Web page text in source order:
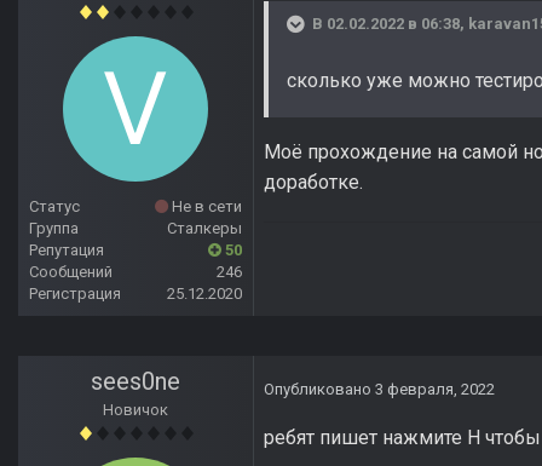
Статус
Не в сети
Группа
Сталкеры
Репутация
50
Сообщений
246
Регистрация
25.12.2020
В 02.02.2022 в 06:38,
сколько уже можно
Моё прохождение на самой
доработке.
sees0ne
Новичок
Опубликовано 3 февраля, 2022
ребят пишет нажмите H чтобы